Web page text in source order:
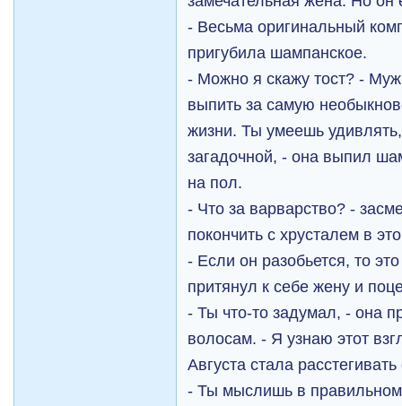
- Весьма оригинальный
пригубила шампанское.
- Можно я скажу тост? -
выпить за самую
жизни. Ты умеешь
загадочной, - она выпил
на пол.
- Что за варварство? -
покончить с хрусталем в
- Если он разобьется, то
притянул к себе жену и
- Ты что-то задумал, - она
волосам. - Я узнаю этот
Августа стала
- Ты мыслишь в